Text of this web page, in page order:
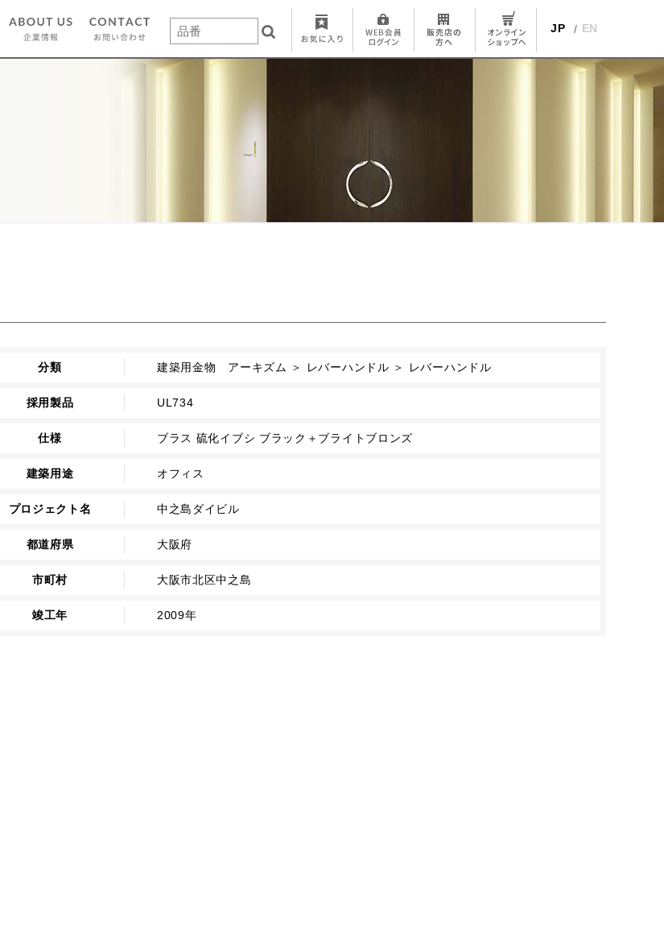
JP EN
分類 建築用金物 アーキズム ＞ レバーハンドル ＞ レバーハンドル
採用製品 UL734
仕様 ブラス 硫化イブシ ブラック＋ブライトブロンズ
建築用途 オフィス
プロジェクト名 中之島ダイビル
都道府県 大阪府
市町村 大阪市北区中之島
竣工年 2009年